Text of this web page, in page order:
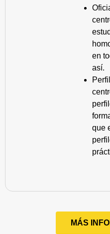
en
así.
que
MÁS